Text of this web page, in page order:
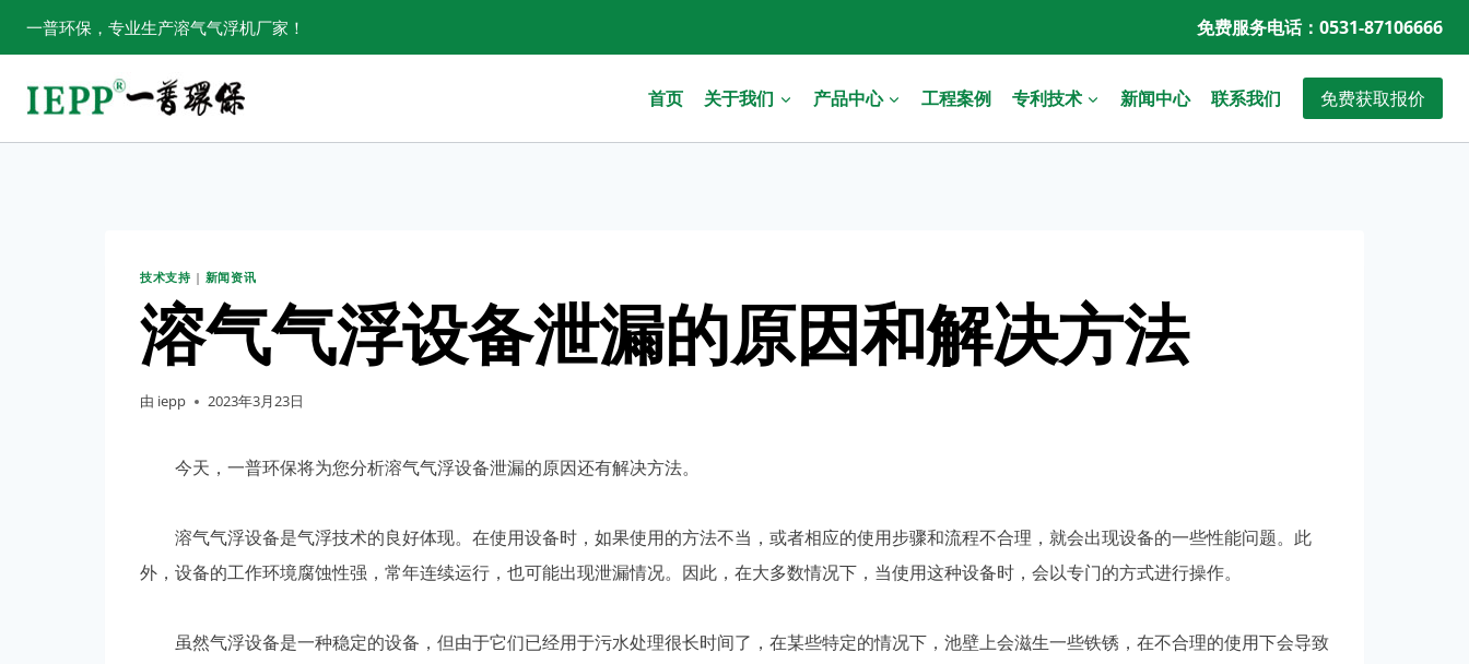
转
一普环保，专业生产溶气气浮机厂家！ 免费服务电话：0531-87106666
首页 关于我们 产品中心 工程案例 专利技术 新闻中心 联系我们 免费获取报价
技术支持 | 新闻资讯
溶气气浮设备泄漏的原因和解决方法
由 iepp 2023年3月23日
今天，一普环保将为您分析溶气气浮设备泄漏的原因还有解决方法。
溶气气浮设备是气浮技术的良好体现。在使用设备时，如果使用的方法不当，或者相应的使用步骤和流程不合理，就会出现设备的一些性能问题。此
外，设备的工作环境腐蚀性强，常年连续运行，也可能出现泄漏情况。因此，在大多数情况下，当使用这种设备时，会以专门的方式进行操作。
虽然气浮设备是一种稳定的设备，但由于它们已经用于污水处理很长时间了，在某些特定的情况下，池壁上会滋生一些铁锈，在不合理的使用下会导致